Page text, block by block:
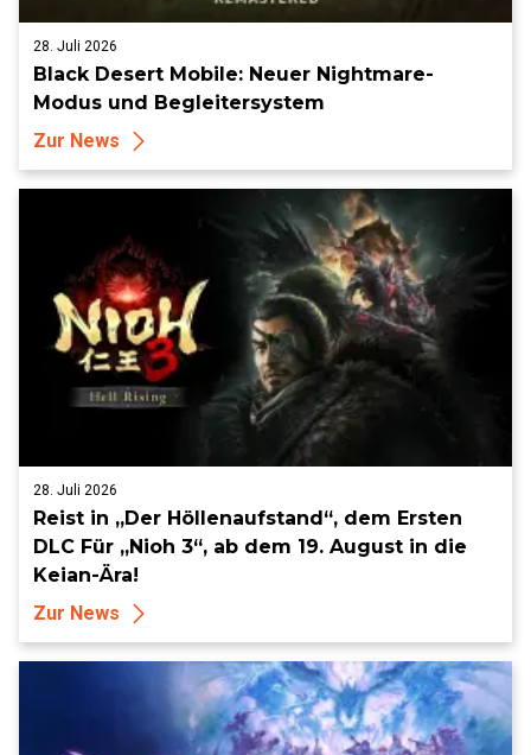
28. Juli 2026
Black Desert Mobile: Neuer Nightmare-
Modus und Begleitersystem
Zur News
28. Juli 2026
Reist in „Der Höllenaufstand“, dem Ersten
DLC Für „Nioh 3“, ab dem 19. August in die
Keian-Ära!
Zur News